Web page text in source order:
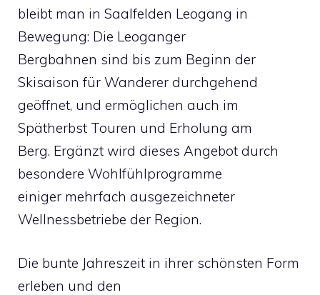
bleibt man in Saalfelden Leogang in
Bewegung: Die Leoganger
Bergbahnen sind bis zum Beginn der
Skisaison für Wanderer durchgehend
geöffnet, und ermöglichen auch im
Spätherbst Touren und Erholung am
Berg. Ergänzt wird dieses Angebot durch
besondere Wohlfühlprogramme
einiger mehrfach ausgezeichneter
Wellnessbetriebe der Region.
Die bunte Jahreszeit in ihrer schönsten Form
erleben und den